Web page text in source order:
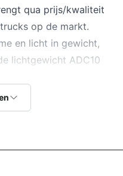
qua prijs/kwaliteit
op de markt.
en licht in gewicht,
lichtgewicht ADC10
voor een stabiele
silky en smooth,